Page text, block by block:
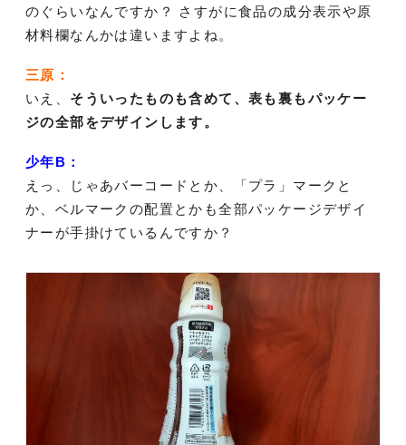
のぐらいなんですか？ さすがに食品の成分表示や原
材料欄なんかは違いますよね。
三原：
いえ、 そういったものも含めて、表も裏もパッケー
ジの全部をデザインします。
少年B：
えっ、じゃあバーコードとか、「プラ」マークと
か、ベルマークの配置とかも全部パッケージデザイ
ナーが手掛けているんですか？